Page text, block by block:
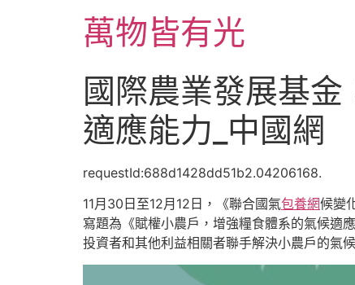
萬物皆有光
國際農業發展基
適應能力_中國網
requestId:688d1428dd51b2.04206168.
11月30日至12月12日，《聯合國氣包養網候變
寫題為《賦權小農戶，增強糧食體系的氣候適
投資者和其他利益相關者聯手解決小農戶的